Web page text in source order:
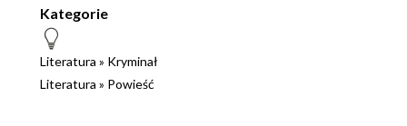
Kategorie
Literatura » Kryminał
Literatura » Powieść